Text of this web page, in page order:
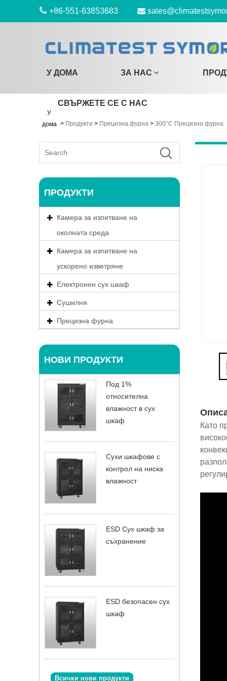
+86-551-63853683
У ДОМА ЗА НАС
СВЪРЖЕТЕ СЕ С НАС
У
дома > Продукти > Прецизна фурна > 300°C Прецизна фурна
ПРОДУКТИ
Камера за изпитване на
околната среда
Камера за изпитване на
ускорено изветряне
Електронен сух шкаф
Сушилня
Прецизна фурна
НОВИ ПРОДУКТИ
Под 1%
относителна
влажност в сух
шкаф
Сухи шкафове с
контрол на ниска
влажност
ESD Сух шкаф за
съхранение
ESD безопасен сух
шкаф
Всички нови продукти
Като